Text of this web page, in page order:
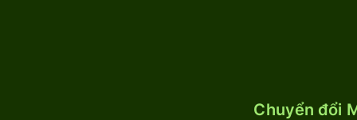
Chuyển đổi